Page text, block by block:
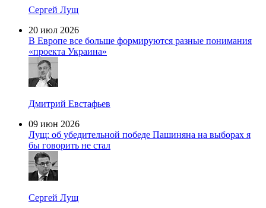
Сергей Лущ
20 июл 2026
В Европе все больше формируются разные понимания
«проекта Украина»
Дмитрий Евстафьев
09 июн 2026
Лущ: об убедительной победе Пашиняна на выборах я
бы говорить не стал
Сергей Лущ